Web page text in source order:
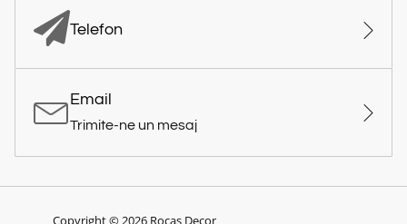
Telefon
Email
Trimite-ne un mesaj
Copyright © 2026 Rocas Decor